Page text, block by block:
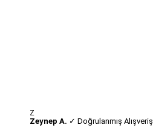
Z
Zeynep A. ✓ Doğrulanmış Alışveriş